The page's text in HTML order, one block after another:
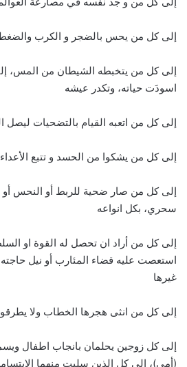
إلى كل من يحس بالضجر و الكرب والضغط
إلى كل من يتخبطه الشيطان من المس،
اسودَت حياته، وتكدر عيشه
إلى كل من اتعبه القيام بالتضحيات ليصل
إلى كل من يشكوا من الحسد و تتبع
إلى كل من صار ضحية للربط أو النحس
سحري، بكل انواعه
إلى كل من أراد ان تحصل له القوة او
استعصت عليه قضاء المئارب أو نيل
غيرها
إلى كل من انثى هجرها الخطاب ولا
إلى كل زوجين يحلمان بانجاب اطفال
(أمي)، إلى كل الذين سلبت منهما